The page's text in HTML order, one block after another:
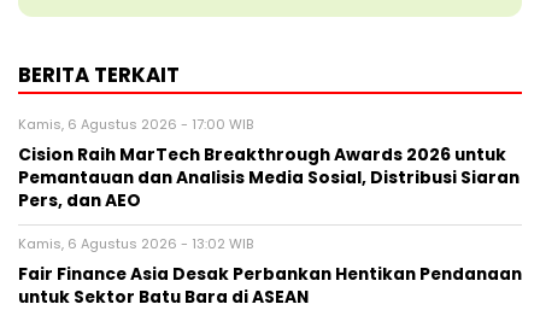
BERITA TERKAIT
Kamis, 6 Agustus 2026 - 17:00 WIB
Cision Raih MarTech Breakthrough Awards 2026 untuk
Pemantauan dan Analisis Media Sosial, Distribusi Siaran
Pers, dan AEO
Kamis, 6 Agustus 2026 - 13:02 WIB
Fair Finance Asia Desak Perbankan Hentikan Pendanaan
untuk Sektor Batu Bara di ASEAN